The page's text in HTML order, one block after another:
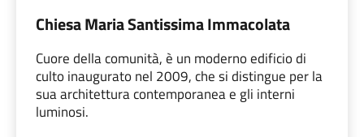
Chiesa Maria Santissima Immacolata
Cuore della comunità, è un moderno edificio di
culto inaugurato nel 2009, che si distingue per la
sua architettura contemporanea e gli interni
luminosi.